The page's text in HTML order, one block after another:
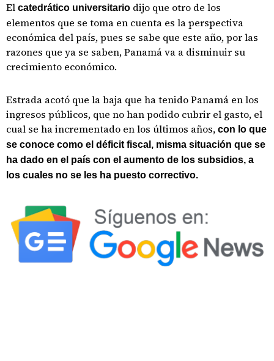
El catedrático universitario dijo que otro de los
elementos que se toma en cuenta es la perspectiva
económica del país, pues se sabe que este año, por las
razones que ya se saben, Panamá va a disminuir su
crecimiento económico.
Estrada acotó que la baja que ha tenido Panamá en los
ingresos públicos, que no han podido cubrir el gasto, el
cual se ha incrementado en los últimos años, con lo que
se conoce como el déficit fiscal, misma situación que se
ha dado en el país con el aumento de los subsidios, a
los cuales no se les ha puesto correctivo.